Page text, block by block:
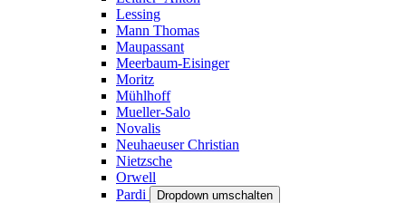
Lessing
Mann Thomas
Maupassant
Meerbaum-Eisinger
Moritz
Mühlhoff
Mueller-Salo
Novalis
Neuhaeuser Christian
Nietzsche
Orwell
Pardi
Dropdown umschalten